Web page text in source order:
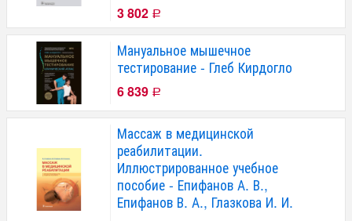
3 802 Р
Мануальное мышечное
тестирование - Глеб Кирдогло
6 839 Р
Массаж в медицинской
реабилитации.
Иллюстрированное учебное
пособие - Епифанов А. В.,
Епифанов В. А., Глазкова И. И.